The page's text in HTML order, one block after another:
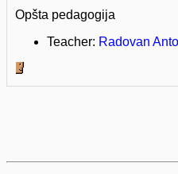
Opšta pedagogija
Teacher: Radovan